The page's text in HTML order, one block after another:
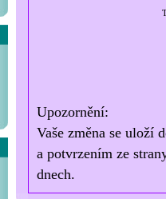
Upozornění:
Vaše změna se uloží
a potvrzením ze
dnech.